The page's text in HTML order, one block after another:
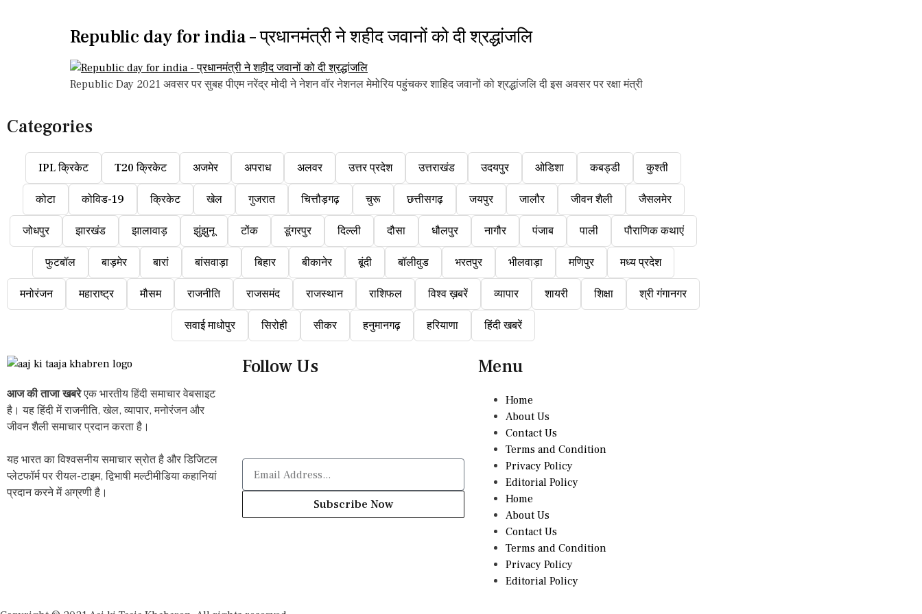
Republic day for india – प्रधानमंत्री ने शहीद जवानों को दी श्रद्धांजलि
Republic Day 2021 अवसर पर सुबह पीएम नरेंद्र मोदी ने नेशन वॉर नेशनल मेमोरिय पहुंचकर शाहिद जवानों को श्रद्धांजलि दी इस अवसर पर रक्षा मंत्री
Categories
IPL क्रिकेट T20 क्रिकेट अजमेर अपराध अलवर उत्तर प्रदेश उत्तराखंड उदयपुर ओडिशा कबड्डी कुश्ती
कोटा कोविड-19 क्रिकेट खेल गुजरात चित्तौड़गढ़ चुरू छत्तीसगढ़ जयपुर जालौर जीवन शैली जैसलमेर
जोधपुर झारखंड झालावाड़ झुंझुनू टोंक डूंगरपुर दिल्ली दौसा धौलपुर नागौर पंजाब पाली पौराणिक कथाएं
फुटबॉल बाड़मेर बारां बांसवाड़ा बिहार बीकानेर बूंदी बॉलीवुड भरतपुर भीलवाड़ा मणिपुर मध्य प्रदेश
मनोरंजन महाराष्ट्र मौसम राजनीति राजसमंद राजस्थान राशिफल विश्व ख़बरें व्यापार शायरी शिक्षा श्री गंगानगर
सवाई माधोपुर सिरोही सीकर हनुमानगढ़ हरियाणा हिंदी खबरें
आज की ताजा खबरेएक भारतीय हिंदी समाचार वेबसाइट
है। यह हिंदी में राजनीति, खेल, व्यापार, मनोरंजन और
जीवन शैली समाचार प्रदान करता है।
यह भारत का विश्वसनीय समाचार स्रोत है और डिजिटल
प्लेटफॉर्म पर रीयल-टाइम, द्विभाषी मल्टीमीडिया कहानियां
प्रदान करने में अग्रणी है।
Follow Us
Subscribe Now
Menu
Home
About Us
Contact Us
Terms and Condition
Privacy Policy
Editorial Policy
Home
About Us
Contact Us
Terms and Condition
Privacy Policy
Editorial Policy